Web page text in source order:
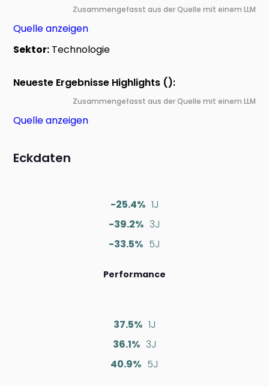
Zusammengefasst aus der Quelle mit einem LLM
Quelle anzeigen
Sektor: Technologie
Neueste Ergebnisse Highlights ():
Zusammengefasst aus der Quelle mit einem LLM
Quelle anzeigen
Eckdaten
-25.4% 1J
-39.2% 3J
-33.5% 5J
Performance
37.5% 1J
36.1% 3J
40.9% 5J